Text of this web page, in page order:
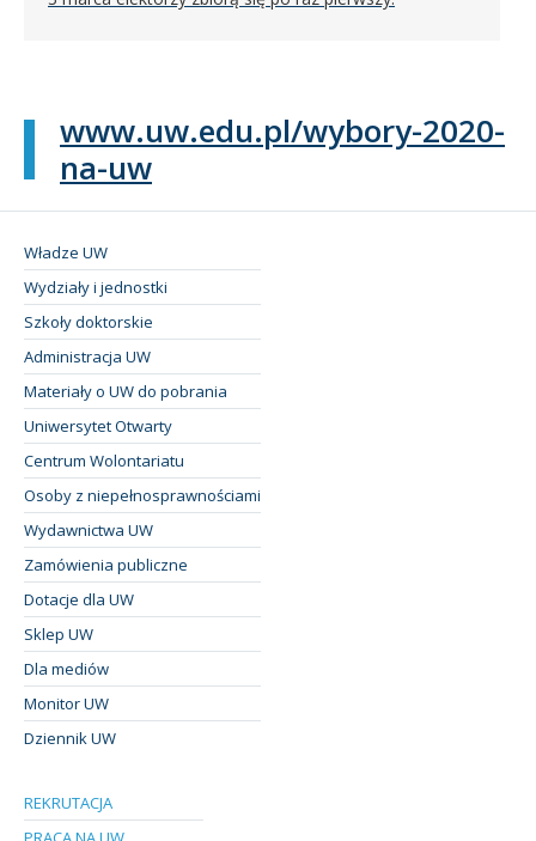
www.uw.edu.pl/wybory-2020-
na-uw
Władze UW
Wydziały i jednostki
Szkoły doktorskie
Administracja UW
Materiały o UW do pobrania
Uniwersytet Otwarty
Centrum Wolontariatu
Osoby z niepełnosprawnościami
Wydawnictwa UW
Zamówienia publiczne
Dotacje dla UW
Sklep UW
Dla mediów
Monitor UW
Dziennik UW
REKRUTACJA